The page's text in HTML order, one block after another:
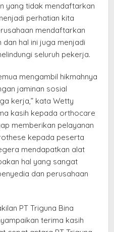
yang tidak mendaftarkan
perhatian kita
mendaftarkan
hal ini juga menjadi
seluruh pekerja.
mengambil hikmahnya
jaminan sosial
kerja,” kata Wetty
kasih kepada orthocare
memberikan pelayanan
kepada peserta
mendapatkan alat
hal yang sangat
dan perusahaan
PT Triguna Bina
terima kasih